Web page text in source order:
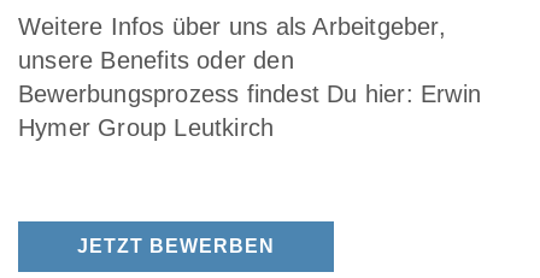
Weitere Infos über uns als Arbeitgeber,
unsere Benefits oder den
Bewerbungsprozess findest Du hier: Erwin
Hymer Group Leutkirch
JETZT BEWERBEN